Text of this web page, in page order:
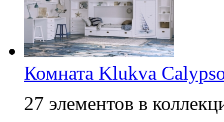
Комната Klukva
27 элементов в